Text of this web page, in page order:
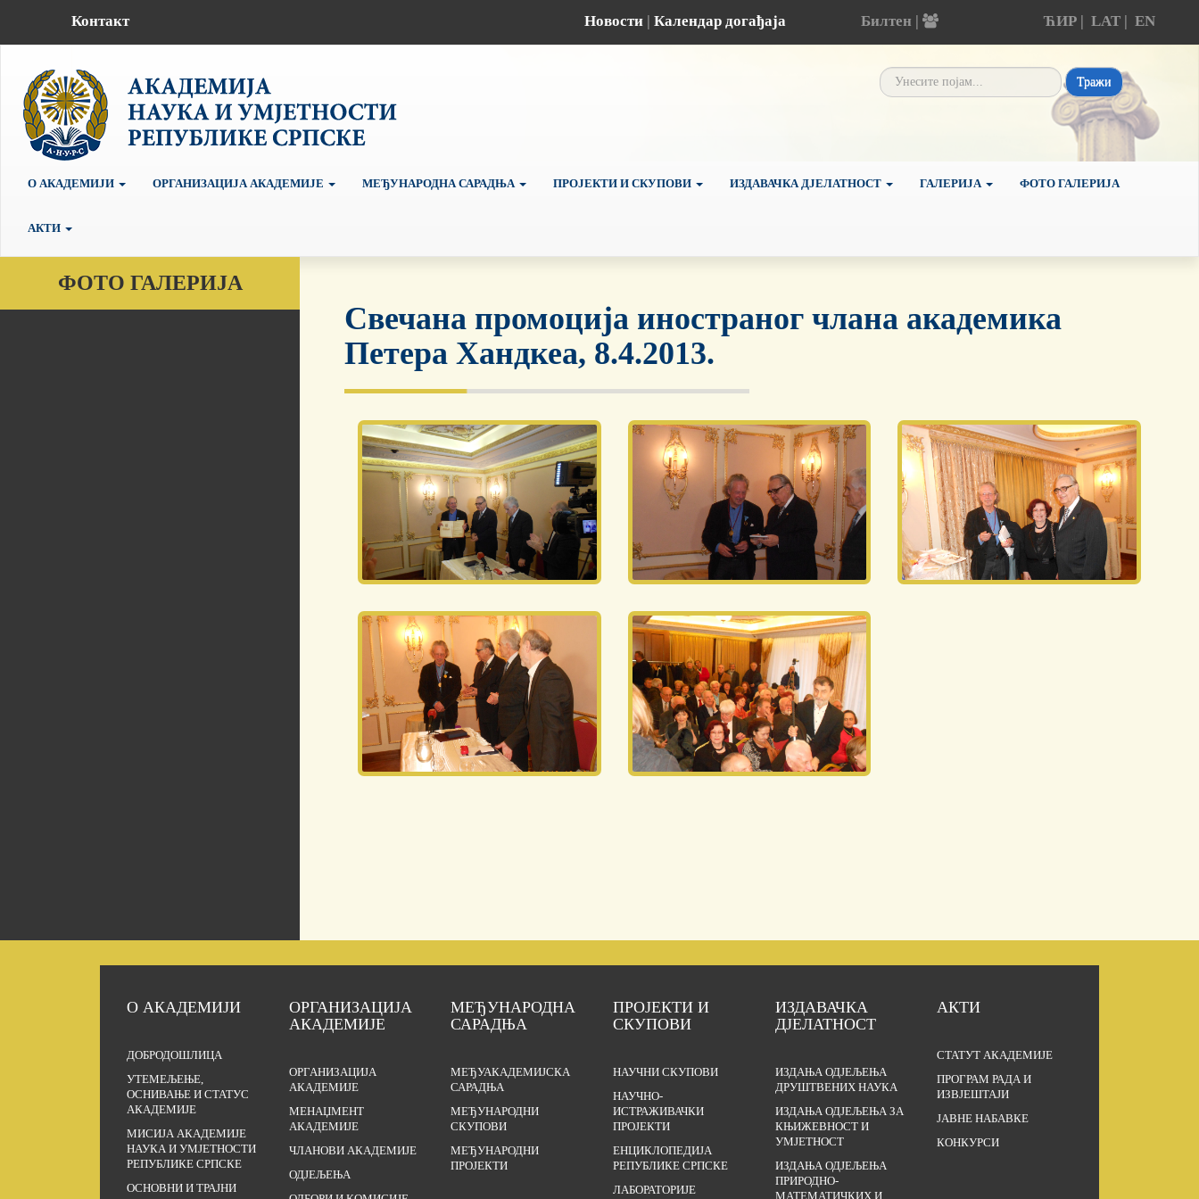
Контакт Новости | Календар догађаја Билтен | ЋИР| LAT| EN
Тражи
О АКАДЕМИЈИ ОРГАНИЗАЦИЈА АКАДЕМИЈЕ МЕЂУНАРОДНА САРАДЊА ПРОЈЕКТИ И СКУПОВИ ИЗДАВАЧКА ДЈЕЛАТНОСТ ГАЛЕРИЈА ФОТО ГАЛЕРИЈА
АКТИ
ФОТО ГАЛЕРИЈА
Свечана промоција иностраног члана академика
Петера Хандкеа, 8.4.2013.
О АКАДЕМИЈИ
ДОБРОДОШЛИЦА
УТЕМЕЉЕЊЕ,
ОСНИВАЊЕ И СТАТУС
АКАДЕМИЈЕ
МИСИЈА АКАДЕМИЈЕ
НАУКА И УМЈЕТНОСТИ
РЕПУБЛИКЕ СРПСКЕ
ОСНОВНИ И ТРАЈНИ
ОРГАНИЗАЦИЈА
АКАДЕМИЈЕ
ОРГАНИЗАЦИЈА
АКАДЕМИЈЕ
МЕНАЏМЕНТ
АКАДЕМИЈЕ
ЧЛАНОВИ АКАДЕМИЈЕ
ОДЈЕЉЕЊА
МЕЂУНАРОДНА
САРАДЊА
МЕЂУАКАДЕМИЈСКА
САРАДЊА
МЕЂУНАРОДНИ
СКУПОВИ
МЕЂУНАРОДНИ
ПРОЈЕКТИ
ПРОЈЕКТИ И
СКУПОВИ
НАУЧНИ СКУПОВИ
НАУЧНО-
ИСТРАЖИВАЧКИ
ПРОЈЕКТИ
ЕНЦИКЛОПЕДИЈА
РЕПУБЛИКЕ СРПСКЕ
ЛАБОРАТОРИЈЕ
ИЗДАВАЧКА
ДЈЕЛАТНОСТ
ИЗДАЊА ОДЈЕЉЕЊА
ДРУШТВЕНИХ НАУКА
ИЗДАЊА ОДЈЕЉЕЊА ЗА
КЊИЖЕВНОСТ И
УМЈЕТНОСТ
ИЗДАЊА ОДЈЕЉЕЊА
ПРИРОДНО-
МАТЕМАТИЧКИХ И
АКТИ
СТАТУТ АКАДЕМИЈЕ
ПРОГРАМ РАДА И
ИЗВЈЕШТАЈИ
ЈАВНЕ НАБАВКЕ
КОНКУРСИ